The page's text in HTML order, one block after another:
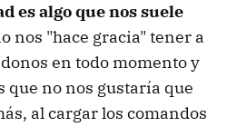
es algo que nos suele
nos "hace gracia" tener a
en todo momento y
que no nos gustaría que
al cargar los comandos